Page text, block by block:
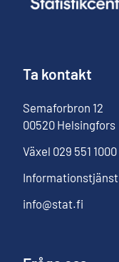
Ta kontakt
Semaforbron 12
00520 Helsingfors
Växel 029 551 1000
Informationstjänst
info@stat.fi